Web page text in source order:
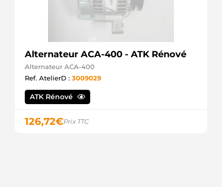
Alternateur ACA-400 - ATK Rénové
Alternateur ACA-400
Ref. AtelierD : 3009029
ATK Rénové
126,72€Prix TTC